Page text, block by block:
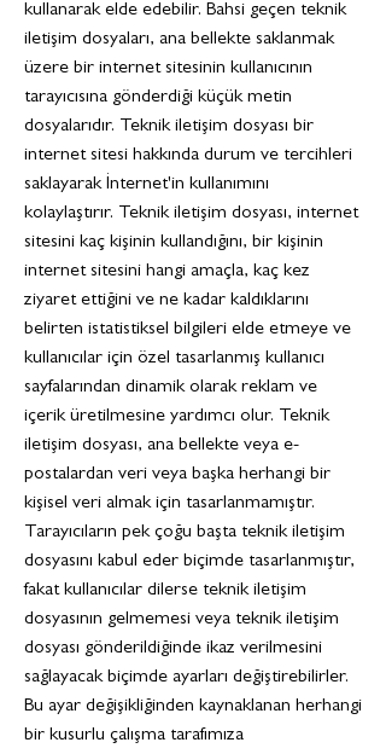
kullanarak elde edebilir. Bahsi geçen teknik
iletişim dosyaları, ana bellekte saklanmak
üzere bir internet sitesinin kullanıcının
tarayıcısına gönderdiği küçük metin
dosyalarıdır. Teknik iletişim dosyası bir
internet sitesi hakkında durum ve tercihleri
saklayarak İnternet'in kullanımını
kolaylaştırır. Teknik iletişim dosyası, internet
sitesini kaç kişinin kullandığını, bir kişinin
internet sitesini hangi amaçla, kaç kez
ziyaret ettiğini ve ne kadar kaldıklarını
belirten istatistiksel bilgileri elde etmeye ve
kullanıcılar için özel tasarlanmış kullanıcı
sayfalarından dinamik olarak reklam ve
içerik üretilmesine yardımcı olur. Teknik
iletişim dosyası, ana bellekte veya e-
postalardan veri veya başka herhangi bir
kişisel veri almak için tasarlanmamıştır.
Tarayıcıların pek çoğu başta teknik iletişim
dosyasını kabul eder biçimde tasarlanmıştır,
fakat kullanıcılar dilerse teknik iletişim
dosyasının gelmemesi veya teknik iletişim
dosyası gönderildiğinde ikaz verilmesini
sağlayacak biçimde ayarları değiştirebilirler.
Bu ayar değişikliğinden kaynaklanan herhangi
bir kusurlu çalışma tarafımıza